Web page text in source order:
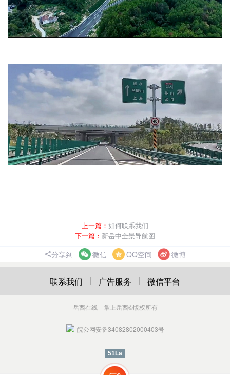
上一篇： 如何联系我们
下一篇： 新岳中全景导航图
分享到 微信 QQ空间 微博
联系我们 广告服务 微信平台
岳西在线－掌上岳西©版权所有
皖公网安备34082802000403号
51La